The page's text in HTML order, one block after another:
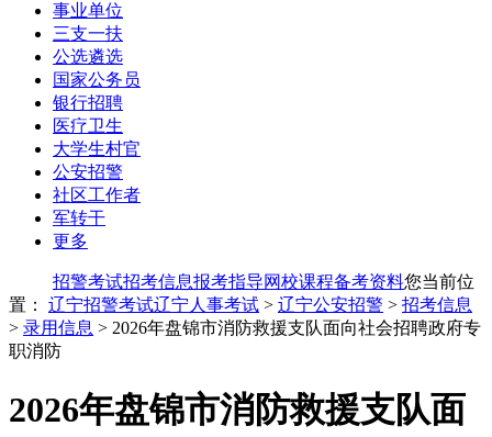
事业单位
三支一扶
公选遴选
国家公务员
银行招聘
医疗卫生
大学生村官
公安招警
社区工作者
军转干
更多
招警考试招考信息报考指导网校课程备考资料您当前位
置： 辽宁招警考试辽宁人事考试 > 辽宁公安招警 > 招考信息
> 录用信息 > 2026年盘锦市消防救援支队面向社会招聘政府专
职消防
2026年盘锦市消防救援支队面